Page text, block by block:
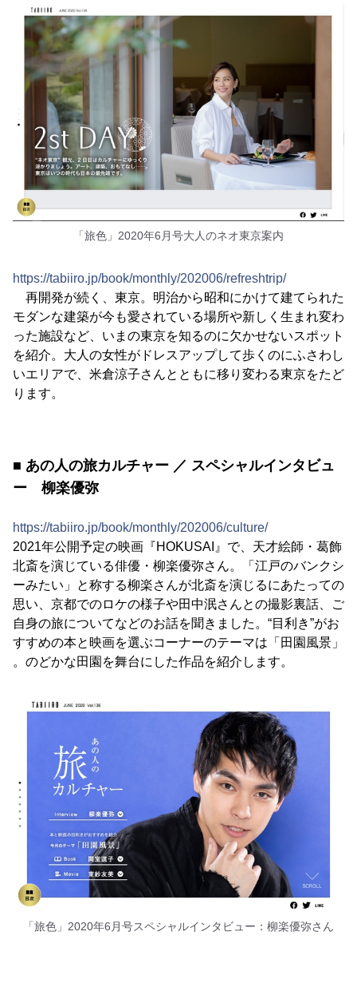
「旅色」2020年6月号大人のネオ東京案内
https://tabiiro.jp/book/monthly/202006/refreshtrip/
再開発が続く、東京。明治から昭和にかけて建てられた
モダンな建築が今も愛されている場所や新しく生まれ変わ
った施設など、いまの東京を知るのに欠かせないスポット
を紹介。大人の女性がドレスアップして歩くのにふさわし
いエリアで、米倉涼子さんとともに移り変わる東京をたど
ります。
■ あの人の旅カルチャー ／ スペシャルインタビュ
ー 柳楽優弥
https://tabiiro.jp/book/monthly/202006/culture/
2021年公開予定の映画『HOKUSAI』で、天才絵師・葛飾
北斎を演じている俳優・柳楽優弥さん。「江戸のバンクシ
ーみたい」と称する柳楽さんが北斎を演じるにあたっての
思い、京都でのロケの様子や田中泯さんとの撮影裏話、ご
自身の旅についてなどのお話を聞きました。“目利き”がお
すすめの本と映画を選ぶコーナーのテーマは「田園風景」
。のどかな田園を舞台にした作品を紹介します。
「旅色」2020年6月号スペシャルインタビュー：柳楽優弥さん